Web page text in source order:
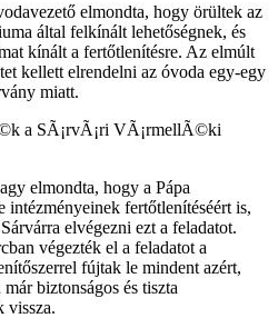
elmondta, hogy örültek az
által felkínált lehetőségnek, és
kínált a fertőtlenítésre. Az elmúlt
kellett elrendelni az óvoda egy-egy
miatt.
elmondta, hogy a Pápa
intézményeinek fertőtlenítéséért is,
elvégezni ezt a feladatot.
végezték el a feladatot a
fújtak le mindent azért,
biztonságos és tiszta
vissza.